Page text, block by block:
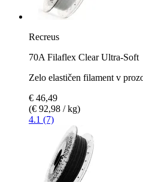
Recreus
70A Filaflex Clear Ultra-Soft
Zelo elastičen filament v
€ 46,49
(€ 92,98 / kg)
4.1 (7)